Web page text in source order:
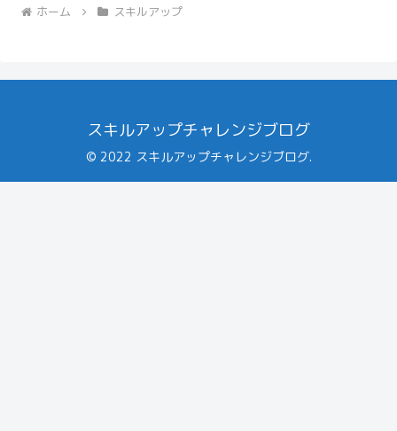
ホーム スキルアップ
スキルアップチャレンジブログ
© 2022 スキルアップチャレンジブログ.